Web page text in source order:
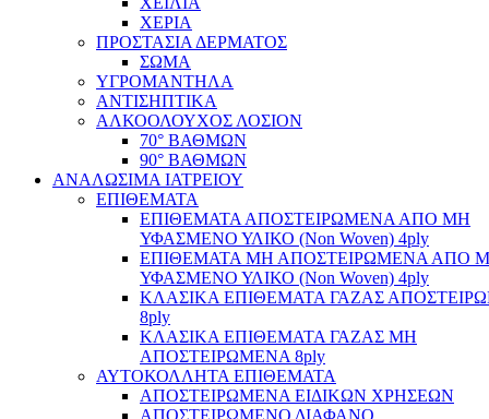
ΧΕΡΙΑ
ΠΡΟΣΤΑΣΙΑ ΔΕΡΜΑΤΟΣ
ΣΩΜΑ
ΥΓΡΟΜΑΝΤΗΛΑ
ΑΝΤΙΣΗΠΤΙΚΑ
ΑΛΚΟΟΛΟΥΧΟΣ ΛΟΣΙΟΝ
70° ΒΑΘΜΩΝ
90° ΒΑΘΜΩΝ
ΑΝΑΛΩΣΙΜΑ ΙΑΤΡΕΙΟΥ
ΕΠΙΘΕΜΑΤΑ
ΕΠΙΘΕΜΑΤΑ ΑΠΟΣΤΕΙΡΩΜΕΝΑ ΑΠΟ ΜΗ
ΥΦΑΣΜΕΝΟ ΥΛΙΚΟ (Non Woven) 4ply
ΕΠΙΘΕΜΑΤΑ ΜΗ ΑΠΟΣΤΕΙΡΩΜΕΝΑ ΑΠΟ
ΥΦΑΣΜΕΝΟ ΥΛΙΚΟ (Non Woven) 4ply
ΚΛΑΣΙΚΑ ΕΠΙΘΕΜΑΤΑ ΓΑΖΑΣ
8ply
ΚΛΑΣΙΚΑ ΕΠΙΘΕΜΑΤΑ ΓΑΖΑΣ ΜΗ
ΑΠΟΣΤΕΙΡΩΜΕΝΑ 8ply
ΑΥΤΟΚΟΛΛΗΤΑ ΕΠΙΘΕΜΑΤΑ
ΑΠΟΣΤΕΙΡΩΜΕΝΑ ΕΙΔΙΚΩΝ ΧΡΗΣΕΩΝ
ΑΠΟΣΤΕΙΡΩΜΕΝΟ ΔΙΑΦΑΝΟ